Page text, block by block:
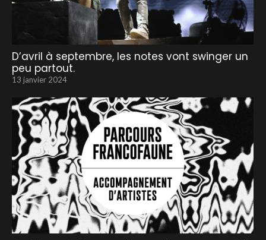
D’avril à septembre, les notes vont swinger un
peu partout.
13 janvier 2024